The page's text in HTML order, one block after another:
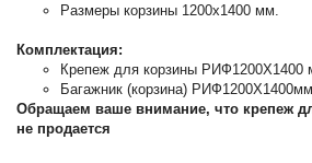
Размеры корзины 1200х1400 мм.
Комплектация:
Крепеж для корзины РИФ1200Х1400
Багажник (корзина)
Обращаем ваше внимание, что крепеж
не продается